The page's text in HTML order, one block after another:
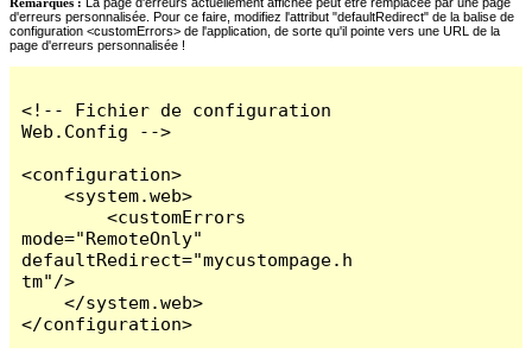
d'erreurs personnalisée. Pour ce faire, modifiez l'attribut "defaultRedirect" de la balise de
configuration <customErrors> de l'application, de sorte qu'il pointe vers une URL de la
page d'erreurs personnalisée !
<!-- Fichier de configuration
Web.Config -->
<configuration>
    <system.web>
        <customErrors
mode="RemoteOnly"
defaultRedirect="mycustompage.h
tm"/>
    </system.web>
</configuration>